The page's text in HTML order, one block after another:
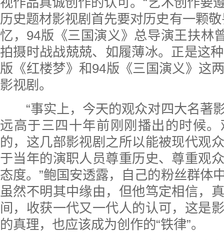
历史题材影视剧首先要对历史有一颗
忆，94版《三国演义》总导演王扶林
拍摄时战战兢兢、如履薄冰。正是这
版《红楼梦》和94版《三国演义》这
影视剧。
“事实上，今天的观众对四大名著
远高于三四十年前刚刚播出的时候
的，这几部影视剧之所以能被现代观
于当年的演职人员尊重历史、尊重观
态度。”鲍国安透露，自己的粉丝群体
虽然不明其中缘由，但他笃定相信，
间，收获一代又一代人的认可，这是
的真理，也应该成为创作的“铁律”。